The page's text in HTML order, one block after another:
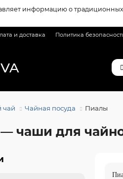
информацию о
и доставка Политика
чай Чайная посуда Пиалы
чаши для